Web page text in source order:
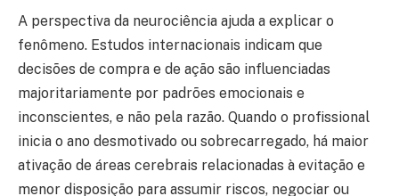
A perspectiva da neurociência ajuda a explicar o
fenômeno. Estudos internacionais indicam que
decisões de compra e de ação são influenciadas
majoritariamente por padrões emocionais e
inconscientes, e não pela razão. Quando o profissional
inicia o ano desmotivado ou sobrecarregado, há maior
ativação de áreas cerebrais relacionadas à evitação e
menor disposição para assumir riscos, negociar ou